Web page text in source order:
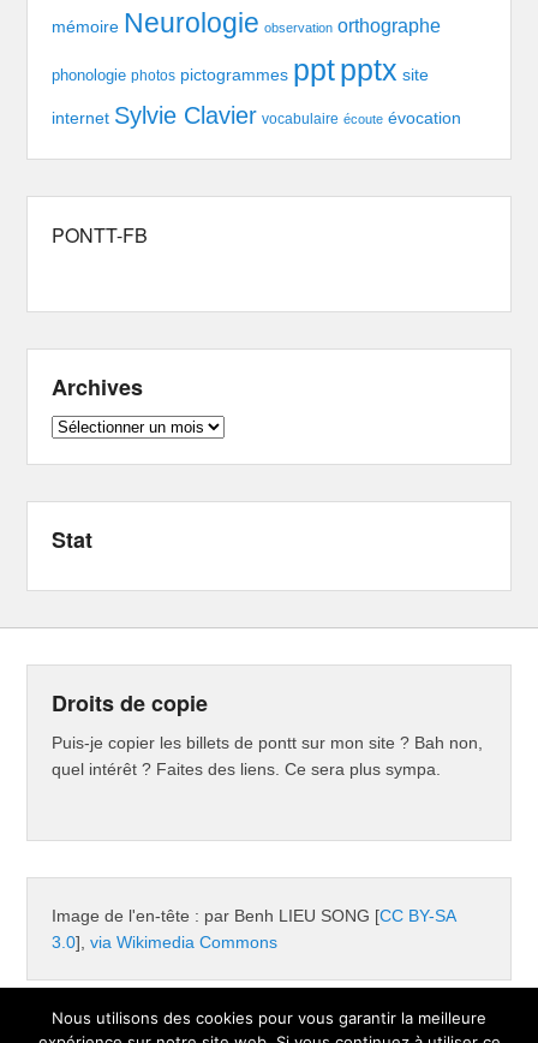
mémoire Neurologie observation orthographe
phonologie photos pictogrammes pptpptx site
internet Sylvie Clavier vocabulaire écoute évocation
PONTT-FB
Archives
Archives
Stat
Droits de copie
Puis-je copier les billets de pontt sur mon site ? Bah non,
quel intérêt ? Faites des liens. Ce sera plus sympa.
Image de l'en-tête : par Benh LIEU SONG [CC BY-SA
3.0],via Wikimedia Commons
Nous utilisons des cookies pour vous garantir la meilleure